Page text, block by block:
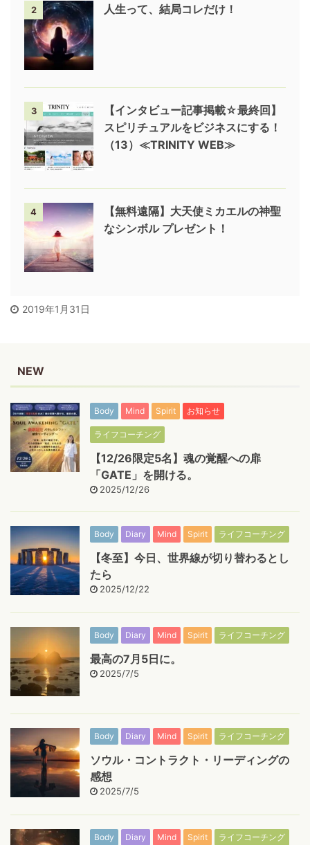
2 人生って、結局コレだけ！
3
【インタビュー記事掲載☆最終回】
スピリチュアルをビジネスにする！
（13）≪TRINITY WEB≫
4
【無料遠隔】大天使ミカエルの神聖
なシンボル プレゼント！
2019年1月31日
NEW
Body Mind Spirit お知らせ
ライフコーチング
【12/26限定5名】魂の覚醒への扉
「GATE」を開ける。
2025/12/26
Body Diary Mind Spirit ライフコーチング
【冬至】今日、世界線が切り替わるとし
たら
2025/12/22
Body Diary Mind Spirit ライフコーチング
最高の7月5日に。
2025/7/5
Body Diary Mind Spirit ライフコーチング
ソウル・コントラクト・リーディングの
感想
2025/7/5
Body Diary Mind Spirit ライフコーチング